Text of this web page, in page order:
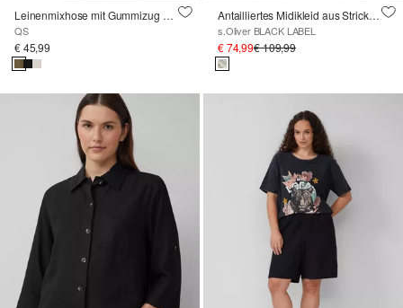
Leinenmixhose mit Gummizug und weitem Bein
QS
€ 45,99
Antailliertes Midikleid aus Strickjersey mit V-Ausschnitt
s.Oliver BLACK LABEL
€ 74,99€ 109,99